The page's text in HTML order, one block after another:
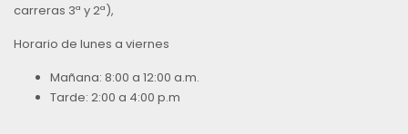
carreras 3ª y 2ª),
Horario de lunes a viernes
Mañana: 8:00 a 12:00 a.m.
Tarde: 2:00 a 4:00 p.m